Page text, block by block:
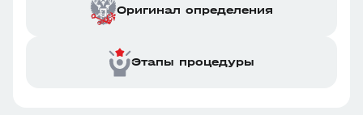
Оригинал определения
Этапы процедуры